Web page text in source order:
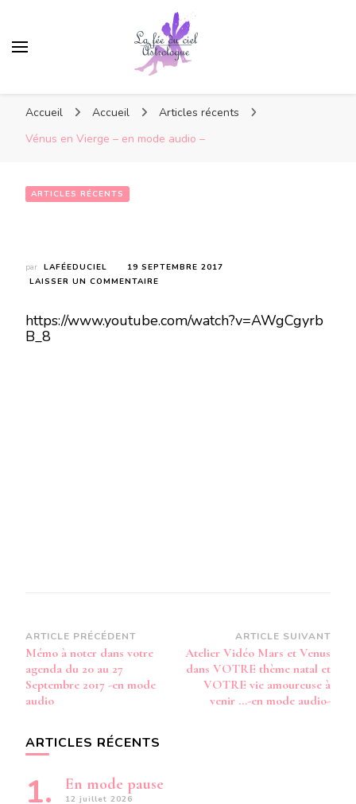
Accueil Accueil
Articles récents
Vénus en Vierge – en mode audio –
ARTICLES RÉCENTS
par LAFÉEDUCIEL
19 SEPTEMBRE 2017
LAISSER UN COMMENTAIRE
VIERGE
https://www.youtube.com/watch?v=AWgCgyrb
B_8
Navigation
d’article
ARTICLE PRÉCÉDENT
Mémo à noter dans votre
agenda du 20 au 27
Septembre 2017 -en mode
audio
ARTICLE SUIVANT
Atelier Vidéo Mars et Venus
dans VOTRE thème natal et
VOTRE vie amoureuse à
venir …-en mode audio-
ARTICLES RÉCENTS
En mode pause
12 juillet 2026